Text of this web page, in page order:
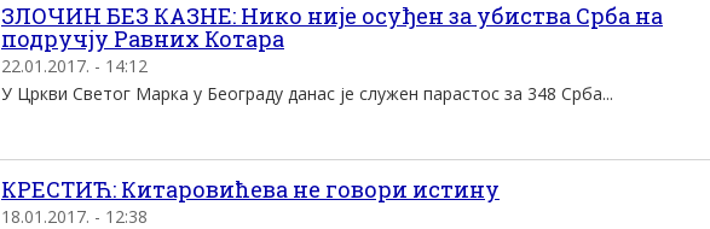
ЗЛОЧИН БЕЗ КАЗНЕ: Нико није осуђен за убиства Срба на
подручју Равних Котара
22.01.2017. - 14:12
У Цркви Светог Марка у Београду данас је служен парастос за 348 Срба...
КРЕСТИЋ: Китаровићева не говори истину
18.01.2017. - 12:38